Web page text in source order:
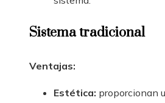
Sistema tradicional
Ventajas:
Estética: proporcionan